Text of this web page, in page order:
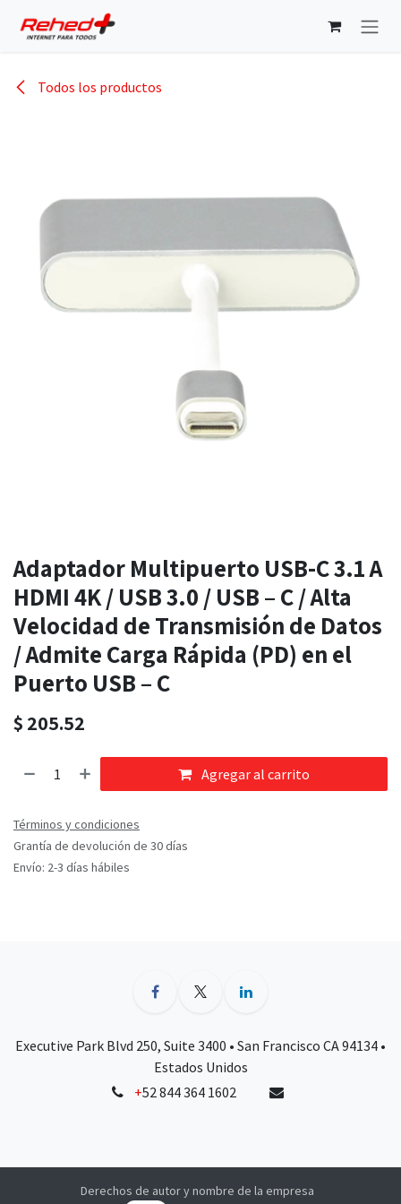
Todos los productos
Adaptador Multipuerto USB-C 3.1 A
HDMI 4K / USB 3.0 / USB – C / Alta
Velocidad de Transmisión de Datos
/ Admite Carga Rápida (PD) en el
Puerto USB – C
$ 205.52
Agregar al carrito
Términos y condiciones
Grantía de devolución de 30 días
Envío: 2-3 días hábiles
Executive Park Blvd 250, Suite 3400 • San Francisco CA 94134 •
Estados Unidos
+52 844 364 1602
Derechos de autor y nombre de la empresa